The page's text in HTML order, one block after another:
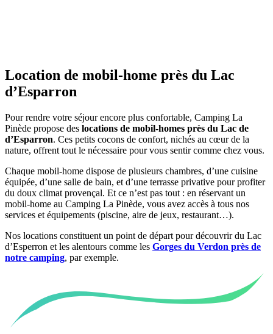
Location de mobil-home près du Lac
d’Esparron
Pour rendre votre séjour encore plus confortable, Camping La
Pinède propose des locations de mobil-homes près du Lac de
d’Esparron. Ces petits cocons de confort, nichés au cœur de la
nature, offrent tout le nécessaire pour vous sentir comme chez vous.
Chaque mobil-home dispose de plusieurs chambres, d’une cuisine
équipée, d’une salle de bain, et d’une terrasse privative pour profiter
du doux climat provençal. Et ce n’est pas tout : en réservant un
mobil-home au Camping La Pinède, vous avez accès à tous nos
services et équipements (piscine, aire de jeux, restaurant…).
Nos locations constituent un point de départ pour découvrir du Lac
d’Esperron et les alentours comme les Gorges du Verdon près de
notre camping, par exemple.